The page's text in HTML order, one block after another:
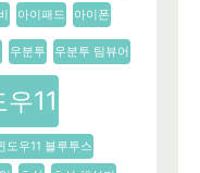
아이패드 아이폰
우분투 우분투 팀뷰어
11
도우11 블루투스